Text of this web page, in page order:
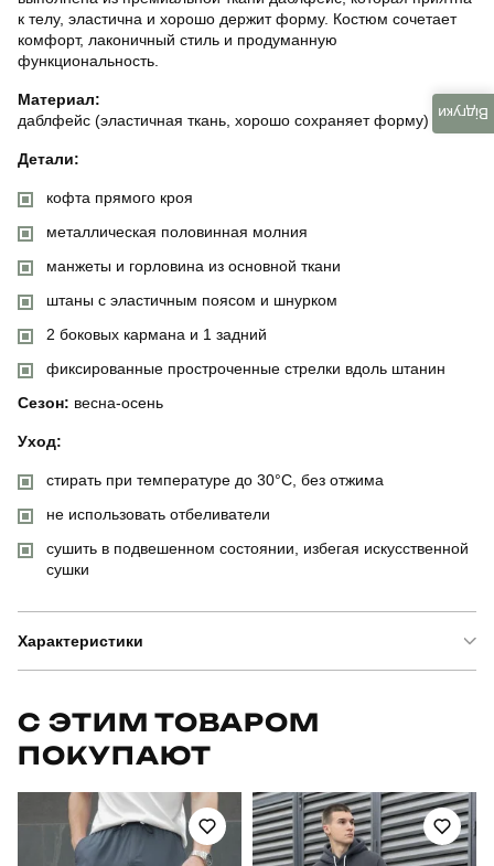
к телу, эластична и хорошо держит форму. Костюм сочетает
комфорт, лаконичный стиль и продуманную
функциональность.
Материал:
даблфейс (эластичная ткань, хорошо сохраняет форму)
Детали:
кофта прямого кроя
металлическая половинная молния
манжеты и горловина из основной ткани
штаны с эластичным поясом и шнурком
2 боковых кармана и 1 задний
фиксированные простроченные стрелки вдоль штанин
Сезон: весна-осень
Уход:
стирать при температуре до 30°C, без отжима
не использовать отбеливатели
сушить в подвешенном состоянии, избегая искусственной
сушки
Характеристики
Артикул
Призначення для повсякденного носіння
повсякденний
С ЭТИМ ТОВАРОМ
ПОКУПАЮТ
Відгуки